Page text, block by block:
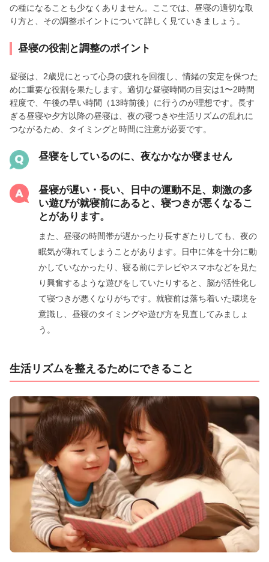
の種になることも少なくありません。ここでは、昼寝の適切な取
り方と、その調整ポイントについて詳しく見ていきましょう。
昼寝の役割と調整のポイント
昼寝は、2歳児にとって心身の疲れを回復し、情緒の安定を保つた
めに重要な役割を果たします。適切な昼寝時間の目安は1〜2時間
程度で、午後の早い時間（13時前後）に行うのが理想です。長す
ぎる昼寝や夕方以降の昼寝は、夜の寝つきや生活リズムの乱れに
つながるため、タイミングと時間に注意が必要です。
昼寝をしているのに、夜なかなか寝ません
昼寝が遅い・長い、日中の運動不足、刺激の多
い遊びが就寝前にあると、寝つきが悪くなるこ
とがあります。
また、昼寝の時間帯が遅かったり長すぎたりしても、夜の
眠気が薄れてしまうことがあります。日中に体を十分に動
かしていなかったり、寝る前にテレビやスマホなどを見た
り興奮するような遊びをしていたりすると、脳が活性化し
て寝つきが悪くなりがちです。就寝前は落ち着いた環境を
意識し、昼寝のタイミングや遊び方を見直してみましょ
う。
生活リズムを整えるためにできること